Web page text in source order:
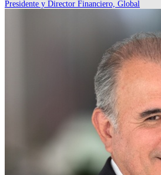
Presidente y Director Financiero, Global